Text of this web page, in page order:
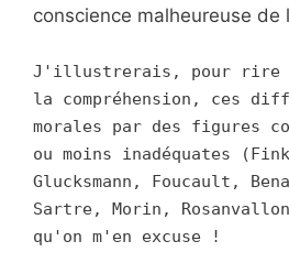
conscience malheureuse de
J'illustrerais, pour rire
la compréhension, ces
morales par des figures
ou moins inadéquates
Glucksmann, Foucault,
Sartre, Morin,
qu'on m'en excuse !